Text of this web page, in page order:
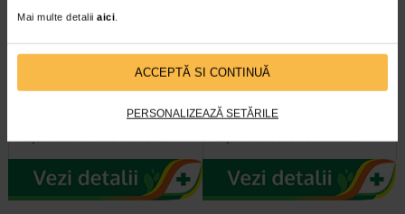
Mai multe detalii aici
ACCEPTĂ SI CONTINUĂ
PERSONALIZEAZĂ SETĂRILE
Ruj Nature nuante naturale
Nr.36 Rosu Diablotin…
Nuanta naturala, textura delicata si
Rujul Nature imbina nuanta…
Ruj Nature nuante naturale Nr.
34 Trandafiriu Metanoia…
Nuanta naturala, textura delicata si
Rujul Nature imbina nuanta…